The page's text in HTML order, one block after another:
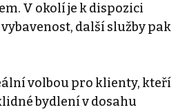
V okolí je k dispozici
další služby pak
volbou pro klienty, kteří
bydlení v dosahu